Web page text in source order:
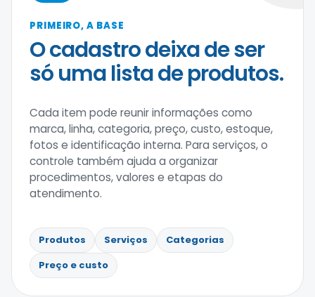
PRIMEIRO, A BASE
O cadastro deixa de ser
só uma lista de produtos.
Cada item pode reunir informações como
marca, linha, categoria, preço, custo, estoque,
fotos e identificação interna. Para serviços, o
controle também ajuda a organizar
procedimentos, valores e etapas do
atendimento.
Produtos Serviços
Categorias
Preço e custo